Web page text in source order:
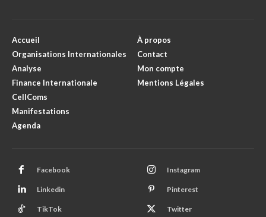
Accueil
Organisations Internationales
Analyse
Finance Internationale
CellComs
Manifestations
Agenda
À propos
Contact
Mon compte
Mentions Légales
Facebook Instagram
Linkedin Pinterest
TikTok Twitter